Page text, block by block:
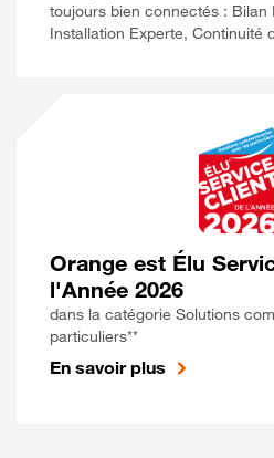
toujours bien connectés : Bilan
Installation Experte, Continuité
Orange est Élu
l'Année 2026
dans la catégorie Solutions
particuliers**
En savoir plus